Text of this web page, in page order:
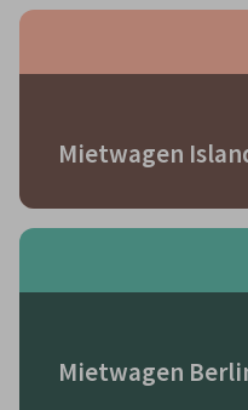
Mietwagen
Mietwagen